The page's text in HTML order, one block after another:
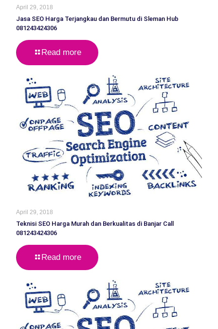
April 29, 2018
Jasa SEO Harga Terjangkau dan Bermutu di Sleman Hub
081243424306
Read more
April 29, 2018
Teknisi SEO Harga Murah dan Berkualitas di Banjar Call
081243424306
Read more